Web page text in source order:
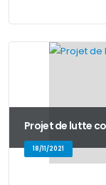
Projet de lutte
18/11/2021